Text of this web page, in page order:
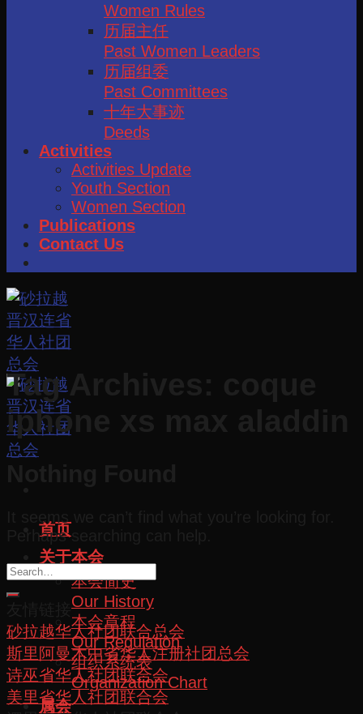
Women Rules
历届主任
Past Women Leaders
历届组委
Past Committees
十年大事迹
Deeds
Activities
Activities Update
Youth Section
Women Section
Publications
Contact Us
首页
关于本会
本会简史
Our History
本会章程
Our Regulation
组织系统表
Organization Chart
属会
Tag Archives:
iphone xs max aladdin
It seems we can’t find what you’re looking for.
Perhaps searching can help.
砂拉越华人社团联合总会
斯里阿曼木中省华人注册社团总会
诗巫省华人社团联合会
美里省华人社团联合会